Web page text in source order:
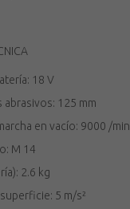
18 V
125 mm
en vacío: 9000 /min
M 14
2.6 kg
5 m/s²